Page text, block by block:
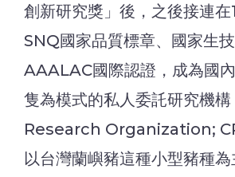
創新研究獎」後，之後接連
SNQ國家品質標章、國家生
AAALAC國際認證，成為國
隻為模式的私人委託研究機
Research Organization;
以台灣蘭嶼豬這種小型豬種